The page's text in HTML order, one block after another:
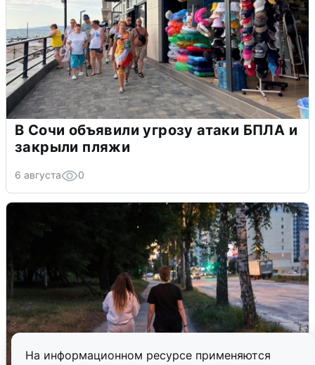
На информационном ресурсе применяются
В Сочи объявили угрозу атаки БПЛА и
закрыли пляжи
6 августа 0